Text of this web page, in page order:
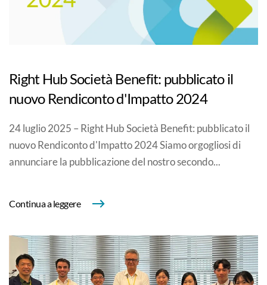
Right Hub Società Benefit: pubblicato il
nuovo Rendiconto d'Impatto 2024
24 luglio 2025 – Right Hub Società Benefit: pubblicato il
nuovo Rendiconto d'Impatto 2024 Siamo orgogliosi di
annunciare la pubblicazione del nostro secondo...
Continua a leggere